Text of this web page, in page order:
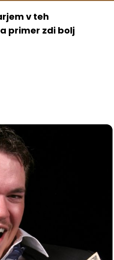
v teh
primer zdi bolj